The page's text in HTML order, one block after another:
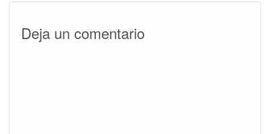
Deja un comentario